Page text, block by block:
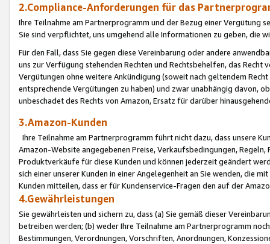
2.Compliance-Anforderungen für das
Ihre Teilnahme am Partnerprogramm und der Bezug einer Vergütung
Sie sind verpflichtet, uns umgehend alle Informationen zu geben, die
Für den Fall, dass Sie gegen diese Vereinbarung oder andere
uns zur Verfügung stehenden Rechten und Rechtsbehelfen, das
Vergütungen ohne weitere Ankündigung (soweit nach geltendem
entsprechende Vergütungen zu haben) und zwar unabhängig davon,
unbeschadet des Rechts von Amazon, Ersatz für darüber
3.Amazon-Kunden
Ihre Teilnahme am Partnerprogramm führt nicht dazu, dass unsere
Amazon-Website angegebenen Preise, Verkaufsbedingungen,
Produktverkäufe für diese Kunden und können jederzeit geändert
sich einer unserer Kunden in einer Angelegenheit an Sie wenden, die
Kunden mitteilen, dass er für Kundenservice-Fragen den auf der
4.Gewährleistungen
Sie gewährleisten und sichern zu, dass (a) Sie gemäß dieser
betreiben werden; (b) weder Ihre Teilnahme am Partnerprogramm
Bestimmungen, Verordnungen, Vorschriften, Anordnungen,